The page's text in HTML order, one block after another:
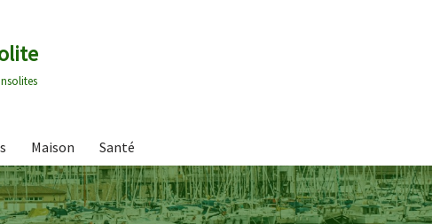
Maison Santé